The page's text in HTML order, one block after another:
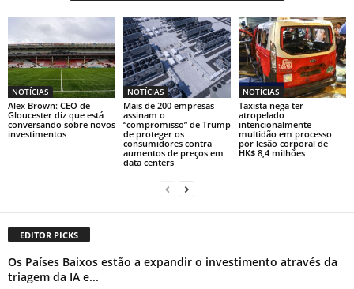
NOTÍCIAS
Alex Brown: CEO de
Gloucester diz que está
conversando sobre novos
investimentos
NOTÍCIAS
Mais de 200 empresas
assinam o
“compromisso” de Trump
de proteger os
consumidores contra
aumentos de preços em
data centers
NOTÍCIAS
Taxista nega ter
atropelado
intencionalmente
multidão em processo
por lesão corporal de
HK$ 8,4 milhões
EDITOR PICKS
Os Países Baixos estão a expandir o investimento através da
triagem da IA ​​e...